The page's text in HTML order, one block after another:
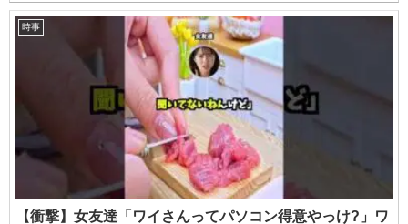
時事
【衝撃】女友達「ワイさんってパソコン得意やっけ?」ワ